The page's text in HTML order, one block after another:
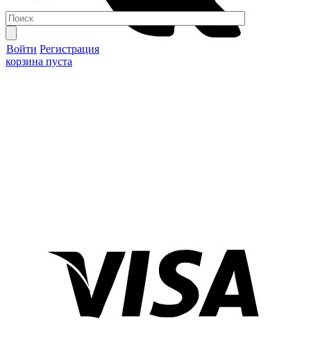
Войти Регистрация
корзина пуста